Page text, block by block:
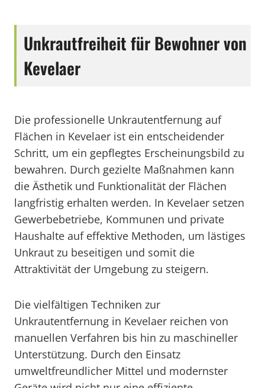
Unkrautfreiheit für Bewohner von
Kevelaer
Die professionelle Unkrautentfernung auf
Flächen in Kevelaer ist ein entscheidender
Schritt, um ein gepflegtes Erscheinungsbild zu
bewahren. Durch gezielte Maßnahmen kann
die Ästhetik und Funktionalität der Flächen
langfristig erhalten werden. In Kevelaer setzen
Gewerbebetriebe, Kommunen und private
Haushalte auf effektive Methoden, um lästiges
Unkraut zu beseitigen und somit die
Attraktivität der Umgebung zu steigern.
Die vielfältigen Techniken zur
Unkrautentfernung in Kevelaer reichen von
manuellen Verfahren bis hin zu maschineller
Unterstützung. Durch den Einsatz
umweltfreundlicher Mittel und modernster